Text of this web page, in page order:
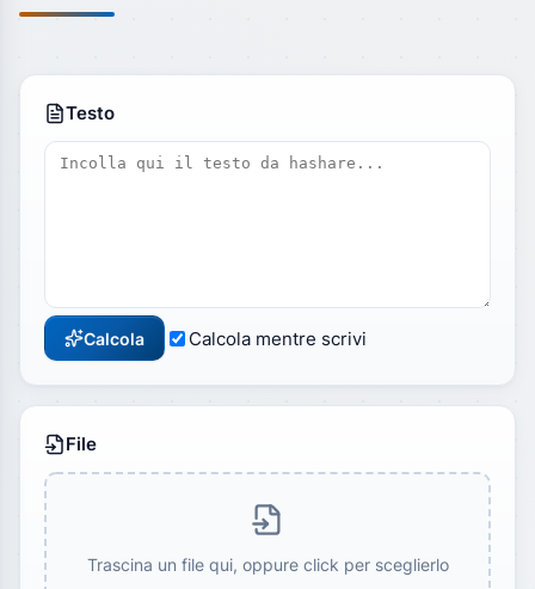
Testo
Calcola Calcola mentre scrivi
File
Trascina un file qui, oppure click per sceglierlo